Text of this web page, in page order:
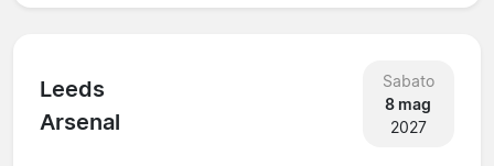
Leeds
Arsenal
Sabato
8 mag
2027